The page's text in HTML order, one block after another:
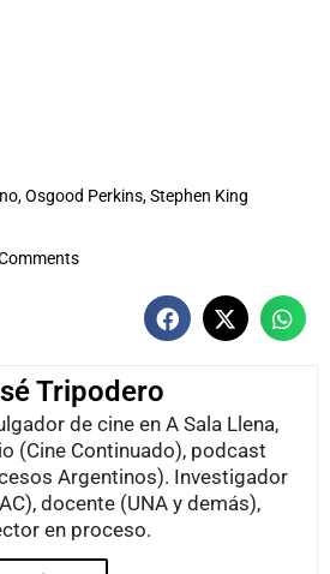
,Osgood Perkins,Stephen King
Tripodero
de cine en A Sala Llena,
(Cine Continuado), podcast
Argentinos). Investigador
docente (UNA y demás),
en proceso.